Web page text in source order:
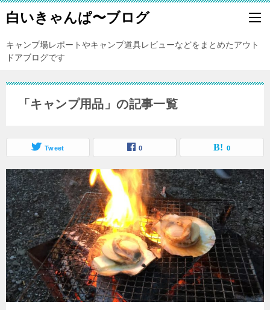
白いきゃんぱ〜ブログ
キャンプ場レポートやキャンプ道具レビューなどをまとめたアウト
ドアブログです
「キャンプ用品」の記事一覧
Tweet 0 0